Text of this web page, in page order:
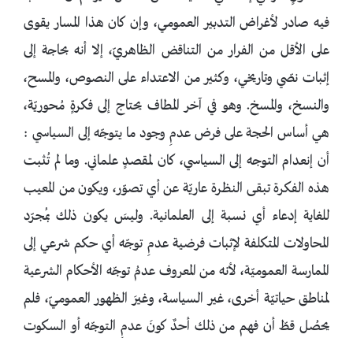
فيه صادر لأغراض التدبير العمومي، وإن كان هذا المسار يقوى
على الأقل من الفرار من التناقض الظاهريّ، إلا أنه بحاجة إلى
إثبات نصّي وتاريخي، وكثير من الاعتداء على النصوص، والمسح،
والنسخ، والمسخ. وهو في آخر المطاف يحتاج إلى فكرةٍ مُحوريّة،
هي أساس الحجة على فرض عدمِ وجود ما يتوجّه إلى السياسي :
أن إنعدام التوجه إلى السياسي، كان لمقصدٍ علماني. وما لم تُثبت
هذه الفكرة تبقى النظرة عاريّة عن أي تصوّر، ويكون من المعيب
للغاية إدعاء أي نسبة إلى العلمانية. وليسَ يكون ذلك بمُجرّد
المحاولات المتكلفة لإثبات فرضية عدمِ توجّه أي حكم شرعي إلى
الممارسة العموميّة، لأنه من المعروف عدمُ توجّه الأحكام الشرعية
لمناطق حياتيّة أخرى، غير السياسة، وغيرَ الظهور العموميّ، فلم
يحصُل قطّ أن فهم من ذلك أحدٌ كونَ عدمِ التوجّه أو السكوت